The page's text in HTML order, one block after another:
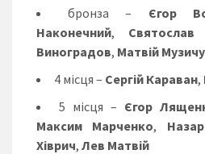
бронза – Єгор
Наконечний,
Виноградов, Матвій
4 місця – Сергій Караван,
5 місця – Єгор
Максим Марченко,
Хіврич, Лев Матвій